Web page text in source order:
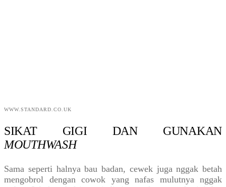
WWW.STANDARD.CO.UK
SIKAT GIGI DAN GUNAKAN
MOUTHWASH
Sama seperti halnya bau badan, cewek juga nggak betah
mengobrol dengan cowok yang nafas mulutnya nggak